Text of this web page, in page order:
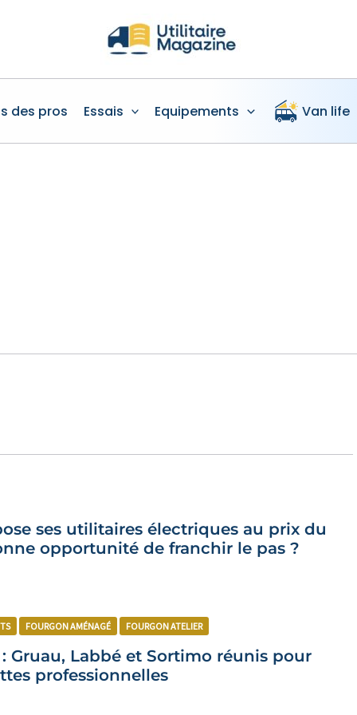
des pros Essais Equipements Van life
ses utilitaires électriques au prix du
opportunité de franchir le pas ?
FOURGON AMÉNAGÉ FOURGON ATELIER
Gruau, Labbé et Sortimo réunis pour
professionnelles